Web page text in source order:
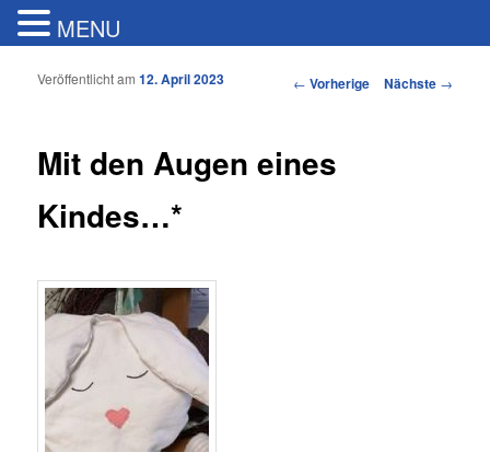
Artikelnavigation
← Vorherige Nächste →
Mit den Augen eines
Kindes…*
Veröffentlicht am12. April 2023
MENU